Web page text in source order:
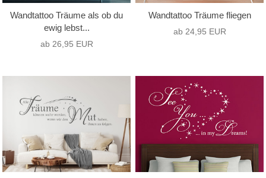
Wandtattoo Träume als ob du
ewig lebst...
ab 26,95 EUR
Wandtattoo Träume fliegen
ab 24,95 EUR